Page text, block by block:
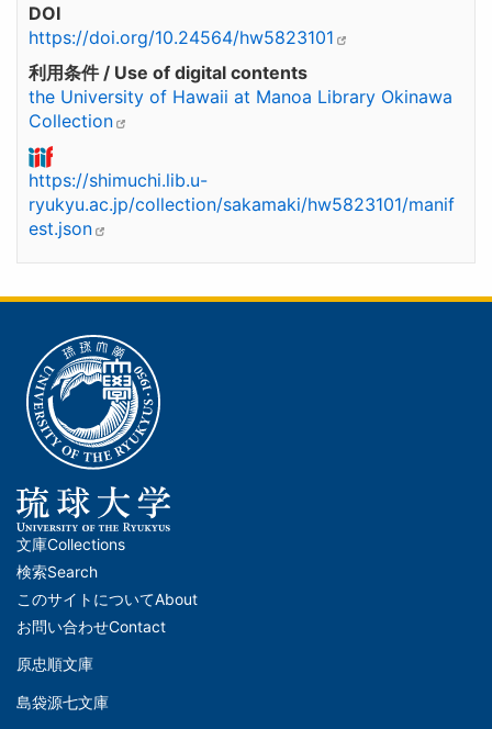
DOI
https://doi.org/10.24564/hw5823101
利用条件 / Use of digital contents
the University of Hawaii at Manoa Library Okinawa
Collection
https://shimuchi.lib.u-
ryukyu.ac.jp/collection/sakamaki/hw5823101/manif
est.json
メ
イ
ン
ナ
ビ
文庫Collections
検索Search
このサイトについてAbout
お問い合わせContact
文
原忠順文庫
島袋源七文庫